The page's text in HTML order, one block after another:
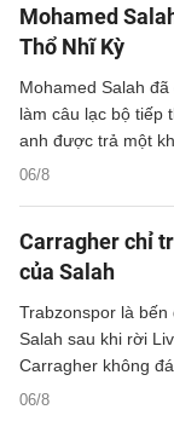
Mohamed
Thổ Nhĩ Kỳ
06/8
Mohamed Salah
làm câu lạc bộ tiếp
anh được trả một
cho thương vụ
Carragher chỉ
của Salah
06/8
Trabzonspor là
Salah sau khi rời
Carragher không
chọn hợp lý bởi